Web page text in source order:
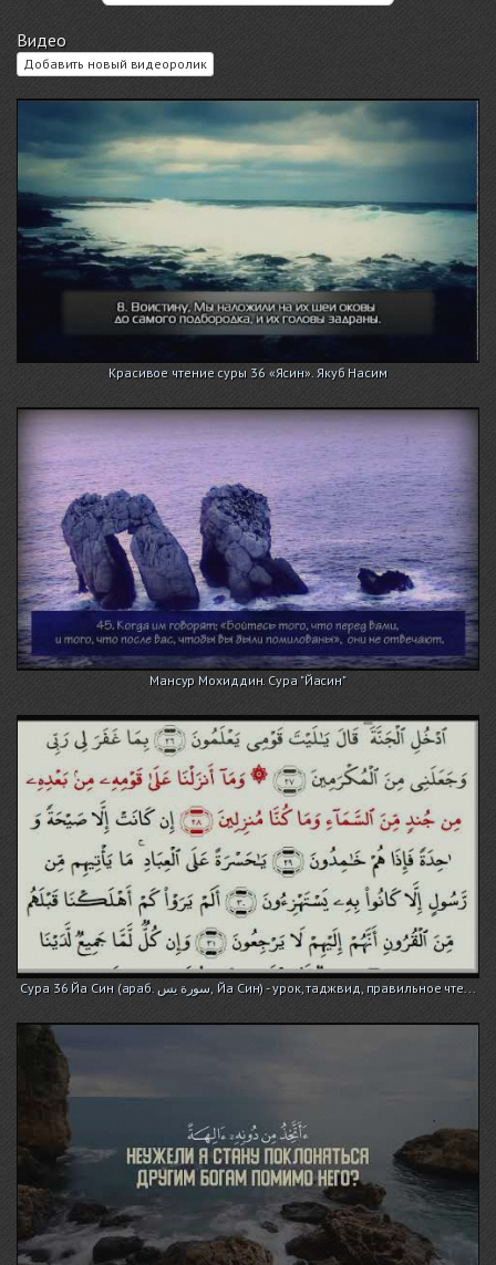
Видео
Добавить новый видеоролик
Красивое чтение суры 36 «Ясин». Якуб Насим
Мансур Мохиддин. Сура "Йасин"
Сура 36 Йа Син (араб. سورة يس, Йа Син) - урок, таджвид, правильное чте...